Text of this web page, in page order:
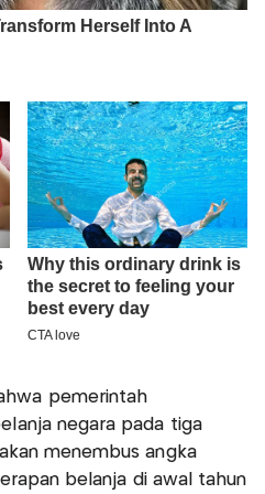
pemerintah
negara pada tiga
menembus angka
belanja di awal tahun